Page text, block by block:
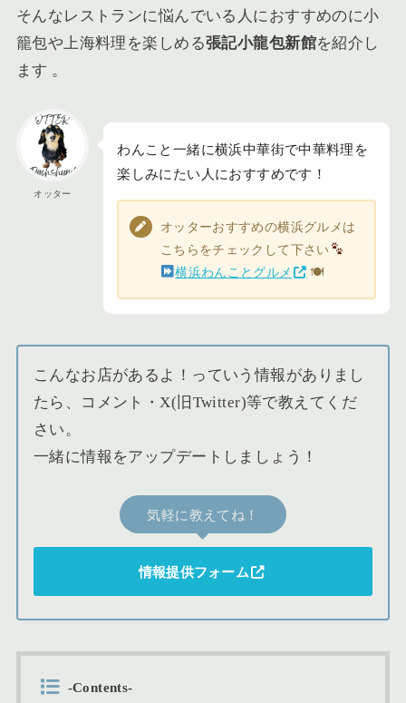
そんなレストランに悩んでいる人におすすめのに小
籠包や上海料理を楽しめる張記小龍包新館を紹介し
ます 。
オッター
わんこと一緒に横浜中華街で中華料理を
楽しみにたい人におすすめです！
オッターおすすめの横浜グルメは
こちらをチェックして下さい
横浜わんことグルメ
🍽
こんなお店があるよ！っていう情報がありまし
たら、コメント・X(旧Twitter)等で教えてくだ
さい。
一緒に情報をアップデートしましょう！
気軽に教えてね！
情報提供フォーム
-Contents-